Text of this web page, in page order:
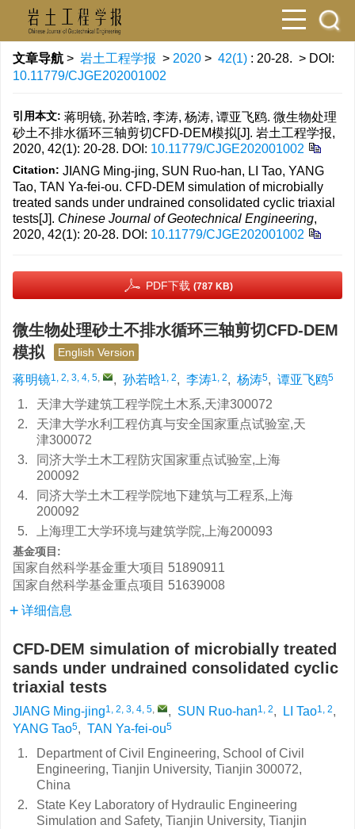
文章导航 > 岩土工程学报 > 2020 > 42(1) : 20-28. > DOI:
10.11779/CJGE202001002
引用本文: 蒋明镜, 孙若晗, 李涛, 杨涛, 谭亚飞鸥. 微生物处理
砂土不排水循环三轴剪切CFD-DEM模拟[J]. 岩土工程学报,
2020, 42(1): 20-28. DOI: 10.11779/CJGE202001002
Citation: JIANG Ming-jing, SUN Ruo-han, LI Tao, YANG
Tao, TAN Ya-fei-ou. CFD-DEM simulation of microbially
treated sands under undrained consolidated cyclic triaxial
tests[J]. Chinese Journal of Geotechnical Engineering,
2020, 42(1): 20-28. DOI: 10.11779/CJGE202001002
PDF下载 (787 KB)
微生物处理砂土不排水循环三轴剪切CFD-DEM
模拟
English Version
蒋明镜1, 2, 3, 4, 5, , 孙若晗1, 2, 李涛1, 2, 杨涛5, 谭亚飞鸥5
1.
天津大学建筑工程学院土木系,天津300072
2.
天津大学水利工程仿真与安全国家重点试验室,天
津300072
3.
同济大学土木工程防灾国家重点试验室,上海
200092
4.
同济大学土木工程学院地下建筑与工程系,上海
200092
5.
上海理工大学环境与建筑学院,上海200093
基金项目:
国家自然科学基金重大项目 51890911
国家自然科学基金重点项目 51639008
详细信息
CFD-DEM simulation of microbially treated
sands under undrained consolidated cyclic
triaxial tests
JIANG Ming-jing1, 2, 3, 4, 5, , SUN Ruo-han1, 2, LI Tao1, 2,
YANG Tao5, TAN Ya-fei-ou5
1.
Department of Civil Engineering, School of Civil
Engineering, Tianjin University, Tianjin 300072,
China
2.
State Key Laboratory of Hydraulic Engineering
Simulation and Safety, Tianjin University, Tianjin